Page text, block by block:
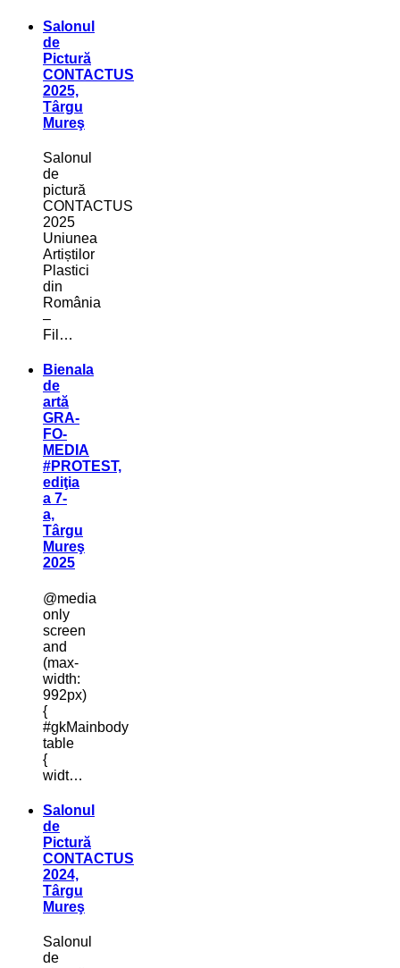
Salonul
de
Pictură
CONTACTUS
2025,
Târgu
Mureş
Salonul
de
pictură
CONTACTUS
2025
Uniunea
Artiștilor
Plastici
din
România
–
Fil…
Bienala
de
artă
GRA-
FO-
MEDIA
#PROTEST,
ediţia
a 7-
a,
Târgu
Mureş
2025
@media
only
screen
and
(max-
width:
992px)
{
#gkMainbody
table
{
widt…
Salonul
de
Pictură
CONTACTUS
2024,
Târgu
Mureş
Salonul
de